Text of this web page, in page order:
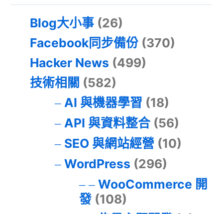
Blog大小事 (26)
Facebook同步備份 (370)
Hacker News (499)
技術相關 (582)
AI 與機器學習 (18)
API 與資料整合(56)
SEO 與網站經營 (10)
WordPress (296)
WooCommerce 開
發(108)